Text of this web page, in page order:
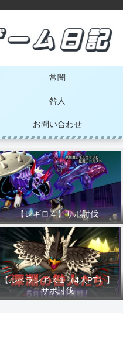
常闇
咎人
お問い合わせ
【レギロ４】サポ討伐
【ルベランギス１（4人PT）】
サポ討伐